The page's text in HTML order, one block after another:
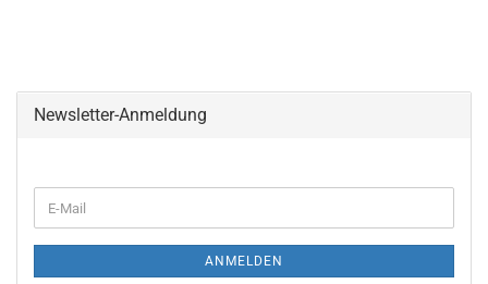
Newsletter-Anmeldung
ZUR
E-
Mail
ANMELDEN